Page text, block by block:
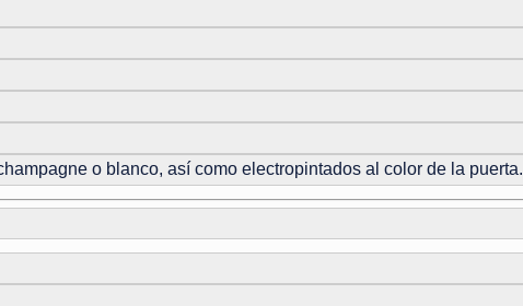
o blanco, así como electropintados al color de la puerta.